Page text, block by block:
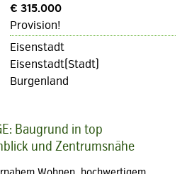
€ 315.000
Provision!
Eisenstadt
Eisenstadt(Stadt)
Burgenland
Baugrund in top
und Zentrumsnähe